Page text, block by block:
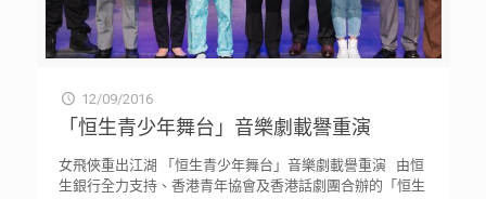
12/09/2016
「恒生青少年舞台」音樂劇載譽重演
女飛俠重出江湖 「恒生青少年舞台」音樂劇載譽重演 由恒
生銀行全力支持、香港青年協會及香港話劇團合辦的「恒生